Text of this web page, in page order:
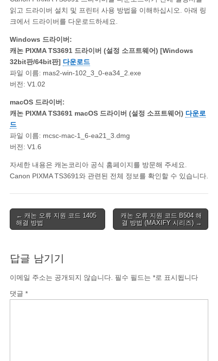
읽고 드라이버 설치 및 프린터 사용 방법을 이해하십시오. 아래 링
크에서 드라이버를 다운로드하세요.
Windows 드라이버:
캐논 PIXMA TS3691 드라이버 (설정 소프트웨어) [Windows
32bit판/64bit판] 다운로드
파일 이름: mas2-win-102_3_0-ea34_2.exe
버전: V1.02
macOS 드라이버:
캐논 PIXMA TS3691 macOS 드라이버 (설정 소프트웨어) 다운로
드
파일 이름: mcsc-mac-1_6-ea21_3.dmg
버전: V1.6
자세한 내용은 캐논코리아 공식 홈페이지를 방문해 주세요.
Canon PIXMA TS3691와 관련된 전체 정보를 확인할 수 있습니다.
Post
navigation
← 캐논 오류 지원 코드 1405
해결 방법
캐논 오류 지원 코드 B504 해
결 방법 (MAXIFY 시리즈) →
답글 남기기
이메일 주소는 공개되지 않습니다. 필수 필드는 *로 표시됩니다
댓글 *